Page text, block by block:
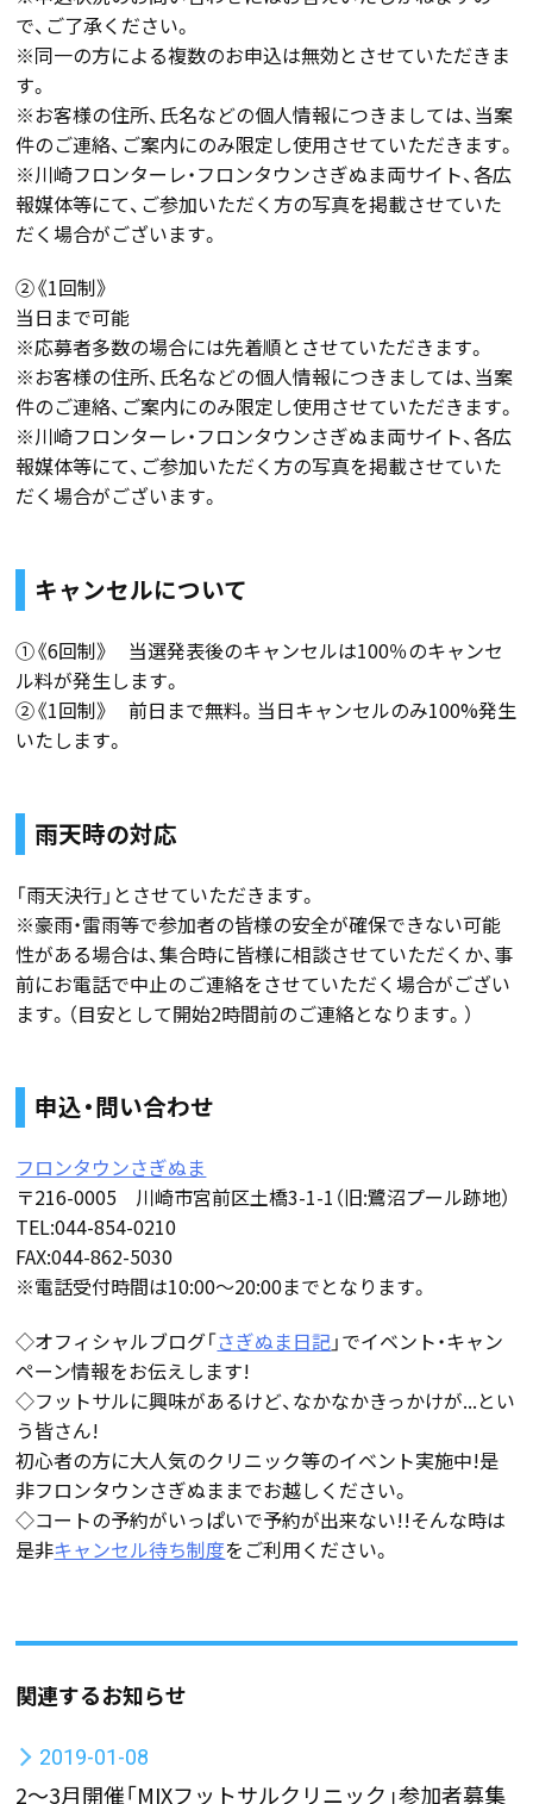
で、ご了承ください。
※同一の方による複数のお申込は無効とさせていただきま
す。
※お客様の住所、氏名などの個人情報につきましては、当案
件のご連絡、ご案内にのみ限定し使用させていただきます。
※川崎フロンターレ・フロンタウンさぎぬま両サイト、各広
報媒体等にて、ご参加いただく方の写真を掲載させていた
だく場合がございます。
②《1回制》
当日まで可能
※応募者多数の場合には先着順とさせていただきます。
※お客様の住所、氏名などの個人情報につきましては、当案
件のご連絡、ご案内にのみ限定し使用させていただきます。
※川崎フロンターレ・フロンタウンさぎぬま両サイト、各広
報媒体等にて、ご参加いただく方の写真を掲載させていた
だく場合がございます。
キャンセルについて
①《6回制》 当選発表後のキャンセルは100％のキャンセ
ル料が発生します。
②《1回制》 前日まで無料。当日キャンセルのみ100%発生
いたします。
雨天時の対応
「雨天決行」とさせていただきます。
※豪雨・雷雨等で参加者の皆様の安全が確保できない可能
性がある場合は、集合時に皆様に相談させていただくか、事
前にお電話で中止のご連絡をさせていただく場合がござい
ます。（目安として開始2時間前のご連絡となります。）
申込・問い合わせ
フロンタウンさぎぬま
〒216-0005 川崎市宮前区土橋3-1-1（旧:鷺沼プール跡地）
TEL:044-854-0210
FAX:044-862-5030
※電話受付時間は10:00〜20:00までとなります。
◇オフィシャルブログ「さぎぬま日記」でイベント・キャン
ペーン情報をお伝えします!
◇フットサルに興味があるけど、なかなかきっかけが...とい
う皆さん!
初心者の方に大人気のクリニック等のイベント実施中!是
非フロンタウンさぎぬままでお越しください。
◇コートの予約がいっぱいで予約が出来ない!!そんな時は
是非キャンセル待ち制度をご利用ください。
関連するお知らせ
2019-01-08
2～3月開催「MIXフットサルクリニック」参加者募集